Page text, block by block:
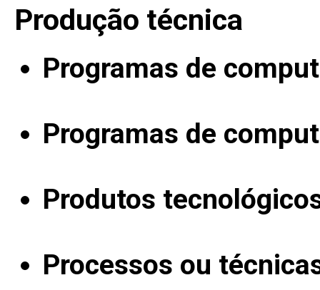
Produção técnica
Programas de
Programas de
Produtos
Processos ou